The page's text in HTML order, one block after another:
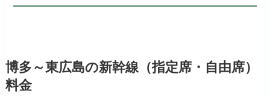
博多～東広島の新幹線（指定席・自由席）
料金